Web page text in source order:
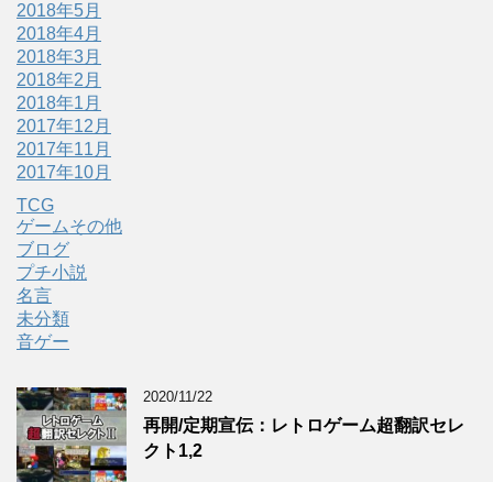
2018年5月
2018年4月
2018年3月
2018年2月
2018年1月
2017年12月
2017年11月
2017年10月
TCG
ゲームその他
ブログ
プチ小説
名言
未分類
音ゲー
2020/11/22
再開/定期宣伝：レトロゲーム超翻訳セレ
クト1,2